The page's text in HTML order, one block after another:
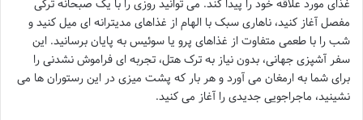
غذای مورد علاقه خود را پیدا کند. می توانید روزی را با یک صبحانه ترکی
مفصل آغاز کنید، ناهاری سبک با الهام از غذاهای مدیترانه ای میل کنید و
شب را با طعمی متفاوت از غذاهای پرو یا سوئیس به پایان برسانید. این
سفر آشپزی جهانی، بدون نیاز به ترک هتل، تجربه ای فراموش نشدنی را
برای شما به ارمغان می آورد و هر بار که پشت میزی در این رستوران ها می
نشینید، ماجراجویی جدیدی را آغاز می کنید.